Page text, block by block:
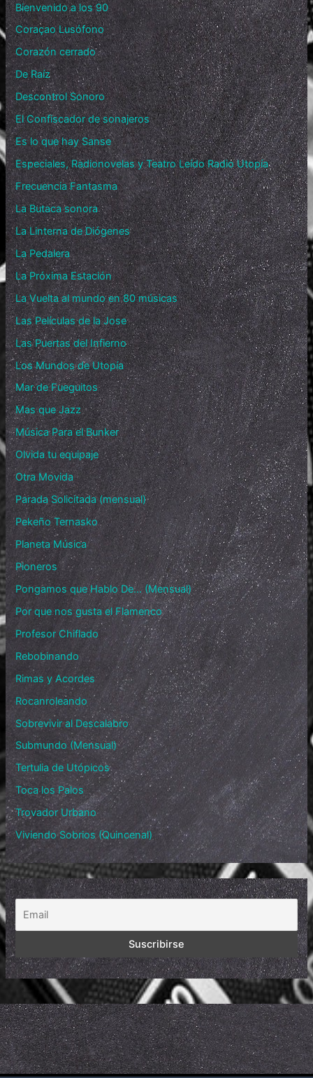
Bienvenido a los 90
Coraçao Lusófono
Corazón cerrado
De Raíz
Descontrol Sonoro
El Confiscador de sonajeros
Es lo que hay Sanse
Especiales, Radionovelas y Teatro Leído Radio Utopía
Frecuencia Fantasma
La Butaca sonora
La Linterna de Diógenes
La Pedalera
La Próxima Estación
La Vuelta al mundo en 80 músicas
Las Películas de la Jose
Las Puertas del Infierno
Los Mundos de Utopía
Mar de Fueguitos
Mas que Jazz
Música Para el Bunker
Olvida tu equipaje
Otra Movida
Parada Solicitada (mensual)
Pekeño Ternasko
Planeta Música
Pioneros
Pongamos que Hablo De… (Mensual)
Por que nos gusta el Flamenco
Profesor Chiflado
Rebobinando
Rimas y Acordes
Rocanroleando
Sobrevivir al Descalabro
Submundo (Mensual)
Tertulia de Utópicos
Toca los Palos
Trovador Urbano
Viviendo Sobrios (Quincenal)